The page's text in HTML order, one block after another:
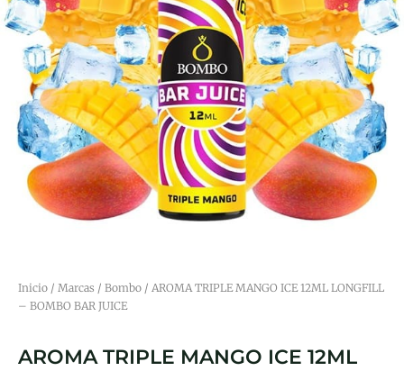
Inicio / Marcas / Bombo / AROMA TRIPLE MANGO ICE 12ML LONGFILL
– BOMBO BAR JUICE
AROMA TRIPLE MANGO ICE 12ML